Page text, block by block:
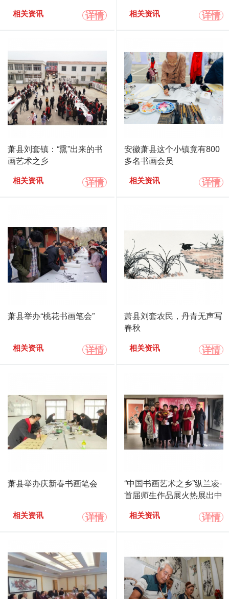
相关资讯 详情 相关资讯 详情
萧县刘套镇：“熏”出来的书
画艺术之乡
相关资讯 详情
安徽萧县这个小镇竟有800
多名书画会员
相关资讯 详情
萧县举办“桃花书画笔会”
相关资讯 详情
萧县刘套农民，丹青无声写
春秋
相关资讯 详情
萧县举办庆新春书画笔会
相关资讯 详情
“中国书画艺术之乡”纵兰凌-
首届师生作品展火热展出中
相关资讯 详情